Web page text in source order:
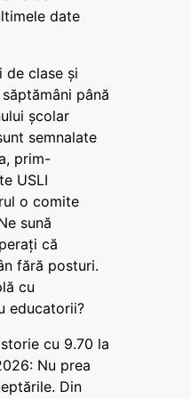
date
de clase și
până
școlar
semnalate
prim-
USLI
o comite
sună
că
fără posturi.
cu
educatorii?
cu 9.70 la
Nu prea
Din